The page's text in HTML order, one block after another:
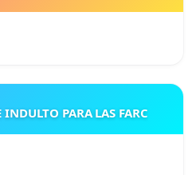
INDULTO PARA LAS FARC